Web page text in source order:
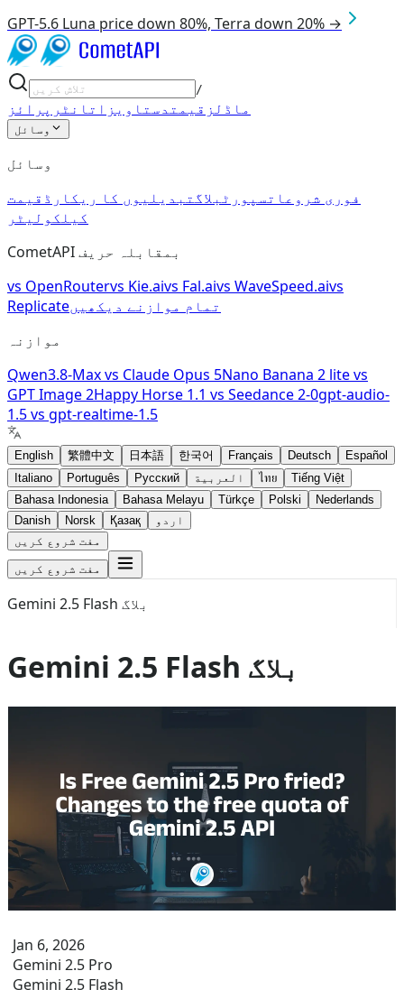
GPT-5.6 Luna price down 80%, Terra down 20% →
/
ماڈلز قیمتدستاویزاتانٹرپرائز
وسائل
وسائل
فوری شروعاتسپورٹبلاگتبدیلیوں کا ریکارڈ قیمت
کیلکولیٹر
CometAPI بمقابلہ حریف
vs OpenRoutervs Kie.aivs Fal.aivs WaveSpeed.aivs
Replicateتمام موازنے دیکھیں
موازنہ
Qwen3.8-Maxvs Claude Opus 5Nano Banana 2 litevs
GPT Image 2Happy Horse 1.1 vs Seedance 2-0gpt-audio-
1.5vs gpt-realtime-1.5
English 繁體中文 日本語 한국어 Français Deutsch
Español
Italiano
Português Русский العربية ไทย
Tiếng Việt
Bahasa Indonesia
Bahasa Melayu Türkçe Polski
Nederlands
Danish
Norsk Қазақ
اردو
مفت شروع کریں
مفت شروع کریں
Gemini 2.5 Flash بلاگ
Gemini 2.5 Flash بلاگ
Jan 6, 2026
Gemini 2.5 Pro
Gemini 2.5 Flash